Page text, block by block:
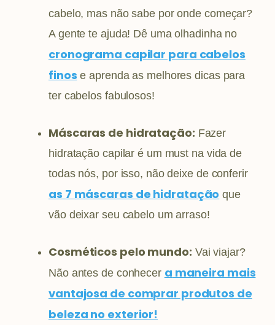
cabelo, mas não sabe por onde começar?
A gente te ajuda! Dê uma olhadinha no
cronograma capilar para cabelos
finos e aprenda as melhores dicas para
ter cabelos fabulosos!
Máscaras de hidratação: Fazer
hidratação capilar é um must na vida de
todas nós, por isso, não deixe de conferir
as 7 máscaras de hidratação que
vão deixar seu cabelo um arraso!
Cosméticos pelo mundo: Vai viajar?
Não antes de conhecer a maneira mais
vantajosa de comprar produtos de
beleza no exterior!